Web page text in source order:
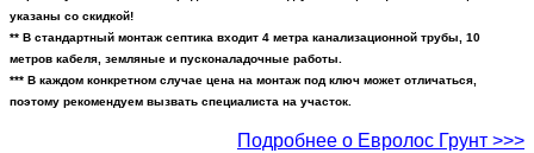
указаны со скидкой!
** В стандартный монтаж септика входит 4 метра канализационной трубы, 10
метров кабеля, земляные и пусконаладочные работы.
*** В каждом конкретном случае цена на монтаж под ключ может отличаться,
поэтому рекомендуем вызвать специалиста на участок.
Подробнее о Евролос Грунт >>>